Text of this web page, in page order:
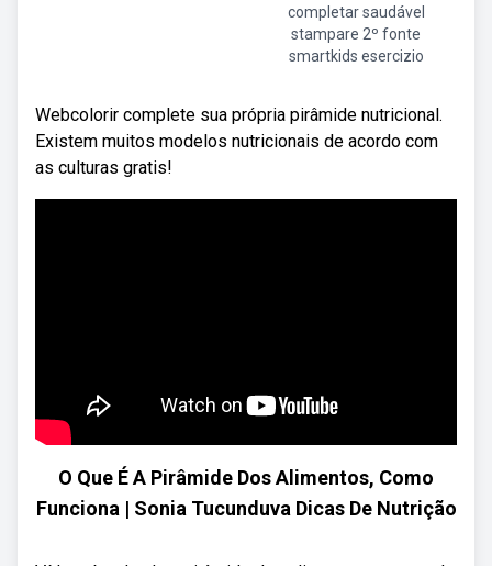
completar saudável
stampare 2º fonte
smartkids esercizio
Webcolorir complete sua própria pirâmide nutricional.
Existem muitos modelos nutricionais de acordo com
as culturas gratis!
O Que É A Pirâmide Dos Alimentos, Como
Funciona | Sonia Tucunduva Dicas De Nutrição